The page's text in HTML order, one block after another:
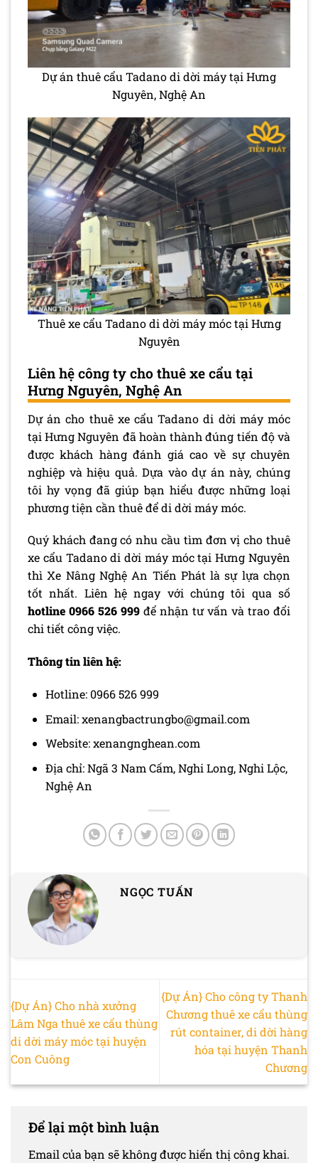
Dự án thuê cẩu Tadano di dời máy tại Hưng
Nguyên, Nghệ An
Thuê xe cẩu Tadano di dời máy móc tại Hưng
Nguyên
Liên hệ công ty cho thuê xe cẩu tại
Hưng Nguyên, Nghệ An
Dự án cho thuê xe cẩu Tadano di dời máy móc
tại Hưng Nguyên đã hoàn thành đúng tiến độ và
được khách hàng đánh giá cao về sự chuyên
nghiệp và hiệu quả. Dựa vào dự án này, chúng
tôi hy vọng đã giúp bạn hiểu được những loại
phương tiện cần thuê để di dời máy móc.
Quý khách đang có nhu cầu tìm đơn vị cho thuê
xe cẩu Tadano di dời máy móc tại Hưng Nguyên
thì Xe Nâng Nghệ An Tiến Phát là sự lựa chọn
tốt nhất. Liên hệ ngay với chúng tôi qua số
hotline 0966 526 999 để nhận tư vấn và trao đổi
chi tiết công việc.
Thông tin liên hệ:
Hotline: 0966 526 999
Email: xenangbactrungbo@gmail.com
Website: xenangnghean.com
Địa chỉ: Ngã 3 Nam Cấm, Nghi Long, Nghi Lộc,
Nghệ An
NGỌC TUẤN
{Dự Án} Cho nhà xưởng
Lâm Nga thuê xe cẩu thùng
di dời máy móc tại huyện
Con Cuông
{Dự Án} Cho công ty Thanh
Chương thuê xe cẩu thùng
rút container, di dời hàng
hóa tại huyện Thanh
Chương
Để lại một bình luận
Email của bạn sẽ không được hiển thị công khai.